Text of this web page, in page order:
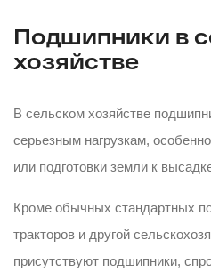
Подшипники в
хозяйстве
В сельском хозяйстве
серьезным нагрузкам,
или подготовки земли к
Кроме обычных стандартных
тракторов и другой
присутствуют подшипники,